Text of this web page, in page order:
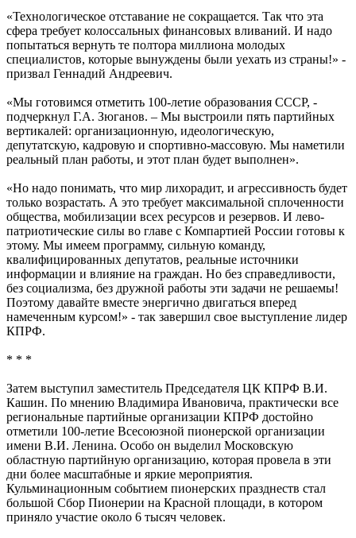
«Технологическое отставание не сокращается. Так что эта
сфера требует колоссальных финансовых вливаний. И надо
попытаться вернуть те полтора миллиона молодых
специалистов, которые вынуждены были уехать из страны!» -
призвал Геннадий Андреевич.
«Мы готовимся отметить 100-летие образования СССР, -
подчеркнул Г.А. Зюганов. – Мы выстроили пять партийных
вертикалей: организационную, идеологическую,
депутатскую, кадровую и спортивно-массовую. Мы наметили
реальный план работы, и этот план будет выполнен».
«Но надо понимать, что мир лихорадит, и агрессивность будет
только возрастать. А это требует максимальной сплоченности
общества, мобилизации всех ресурсов и резервов. И лево-
патриотические силы во главе с Компартией России готовы к
этому. Мы имеем программу, сильную команду,
квалифицированных депутатов, реальные источники
информации и влияние на граждан. Но без справедливости,
без социализма, без дружной работы эти задачи не решаемы!
Поэтому давайте вместе энергично двигаться вперед
намеченным курсом!» - так завершил свое выступление лидер
КПРФ.
* * *
Затем выступил заместитель Председателя ЦК КПРФ В.И.
Кашин. По мнению Владимира Ивановича, практически все
региональные партийные организации КПРФ достойно
отметили 100-летие Всесоюзной пионерской организации
имени В.И. Ленина. Особо он выделил Московскую
областную партийную организацию, которая провела в эти
дни более масштабные и яркие мероприятия.
Кульминационным событием пионерских празднеств стал
большой Сбор Пионерии на Красной площади, в котором
приняло участие около 6 тысяч человек.